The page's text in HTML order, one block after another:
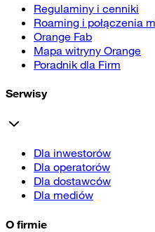
Regulaminy i cenniki
Roaming i połączenia
Orange Fab
Mapa witryny Orange
Poradnik dla Firm
Serwisy
Dla inwestorów
Dla operatorów
Dla dostawców
Dla mediów
O firmie